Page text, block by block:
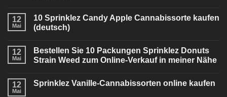
12
Mai
10 Sprinklez Candy Apple Cannabissorte kaufen
(deutsch)
12
Mai
Bestellen Sie 10 Packungen Sprinklez Donuts
Strain Weed zum Online-Verkauf in meiner Nähe
12
Mai
Sprinklez Vanille-Cannabissorten online kaufen